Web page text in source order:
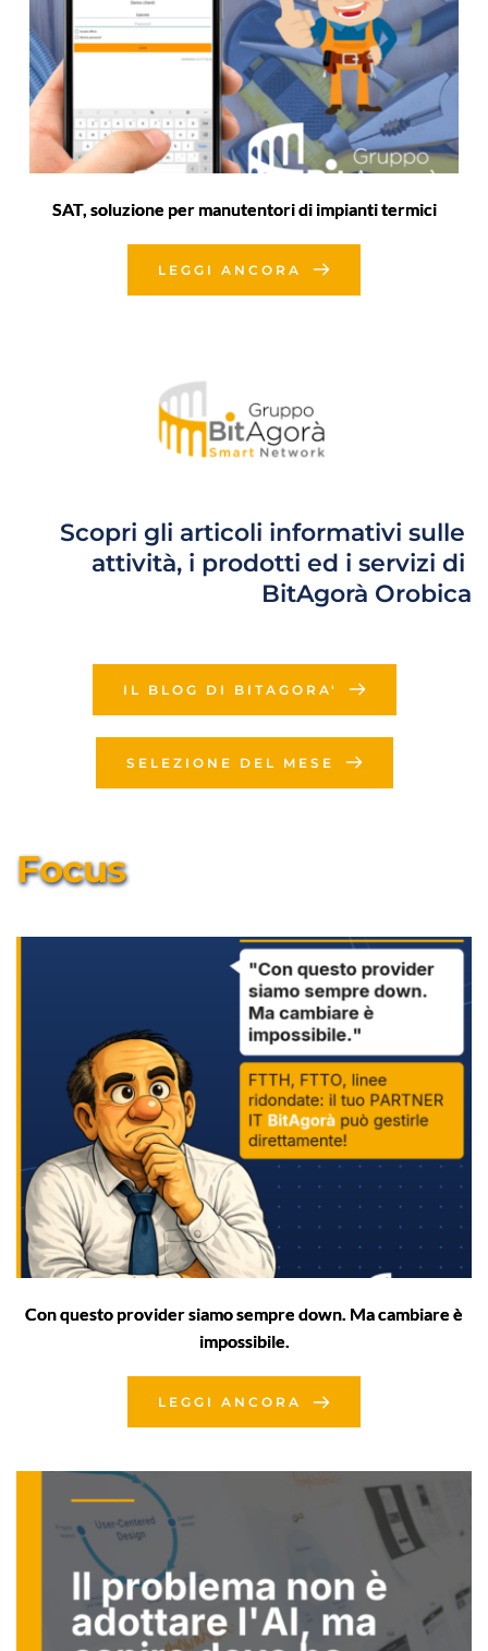
SAT, soluzione per manutentori di impianti termici
LEGGI ANCORA
Scopri gli articoli informativi sulle
attività, i prodotti ed i servizi di
BitAgorà Orobica
IL BLOG DI BITAGORA'
SELEZIONE DEL MESE
Focus
Con questo provider siamo sempre down. Ma cambiare è
impossibile.
LEGGI ANCORA